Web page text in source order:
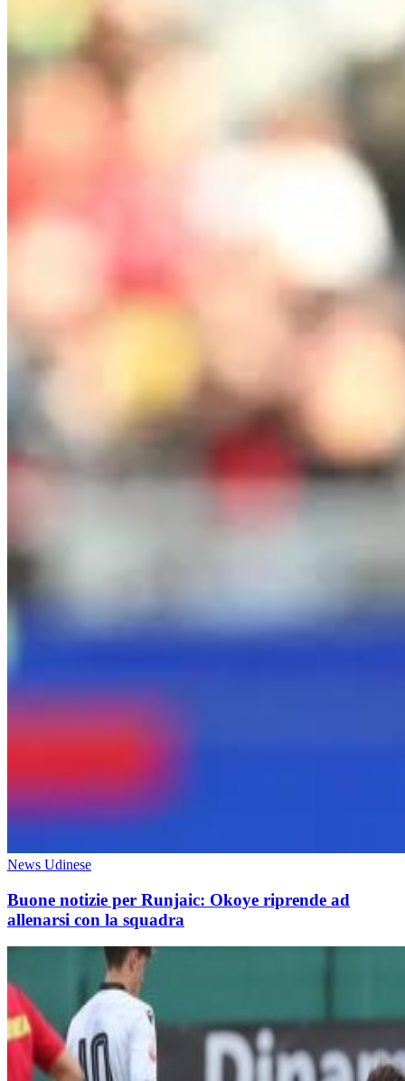
News Udinese
Buone notizie per Runjaic: Okoye riprende ad
allenarsi con la squadra